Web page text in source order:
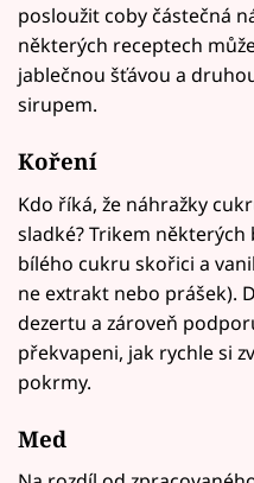
posloužit coby částečná
některých receptech
jablečnou šťávou a
sirupem.
Koření
Kdo říká, že náhražky
sladké? Trikem
bílého cukru skořici a
ne extrakt nebo prášek).
dezertu a zároveň
překvapeni, jak rychle si
pokrmy.
Med